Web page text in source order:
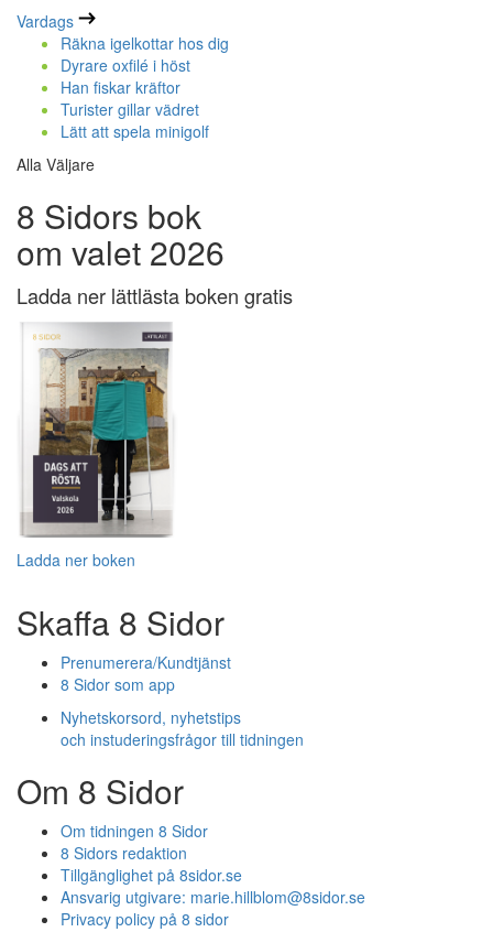
Vardags
Räkna igelkottar hos dig
Dyrare oxfilé i höst
Han fiskar kräftor
Turister gillar vädret
Lätt att spela minigolf
Alla Väljare
8 Sidors bok
om valet 2026
Ladda ner lättlästa boken gratis
Ladda ner boken
Skaffa 8 Sidor
Prenumerera/Kundtjänst
8 Sidor som app
Nyhetskorsord, nyhetstips
och instuderingsfrågor till tidningen
Om 8 Sidor
Om tidningen 8 Sidor
8 Sidors redaktion
Tillgänglighet på 8sidor.se
Ansvarig utgivare: marie.hillblom@8sidor.se
Privacy policy på 8 sidor